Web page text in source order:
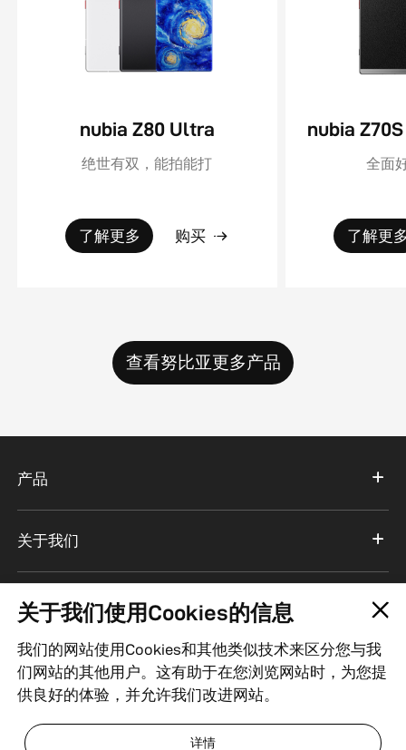
nubia Z80 Ultra
绝世有双，能拍能打
了解更多 购买
全面
了解更
查看努比亚更多产品
产品
关于我们
服务支持
中国
| 粤公网安备 44030502000309号
| 经营资质
关于我们使用Cookies的信息
我们的网站使用Cookies和其他类似技术来区分您与我
们网站的其他用户。这有助于在您浏览网站时，为您提
供良好的体验，并允许我们改进网站。
详情